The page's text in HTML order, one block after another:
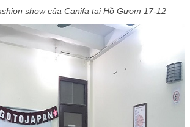
show của Canifa tại Hồ Gươm 17-12